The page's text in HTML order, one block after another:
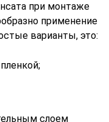
при монтаже
применение
варианты, это:
слоем